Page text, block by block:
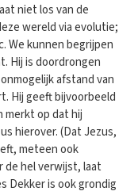
niet los van de
wereld via evolutie;
We kunnen begrijpen
Hij is doordrongen
afstand van
Hij geeft bijvoorbeeld
merkt op dat hij
hierover. (Dat Jezus,
meteen ook
de hel verwijst, laat
Dekker is ook grondig